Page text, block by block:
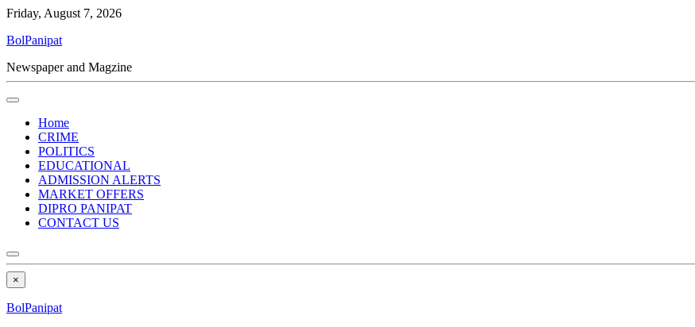
Friday, August 7, 2026
BolPanipat
Newspaper and Magzine
Home
CRIME
POLITICS
EDUCATIONAL
ADMISSION ALERTS
MARKET OFFERS
DIPRO PANIPAT
CONTACT US
×
BolPanipat